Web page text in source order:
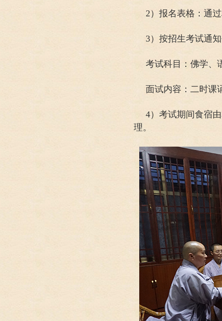
2）报名表格：通
3）按招生考试通
考试科目：佛学、
面试内容：二时课
4）考试期间食宿
理。